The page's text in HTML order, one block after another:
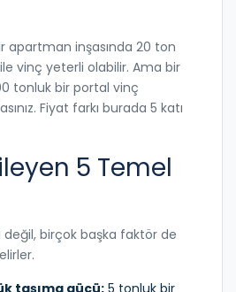
apartman inşasında 20 ton
vinç yeterli olabilir. Ama bir
tonluk bir portal vinç
Fiyat farkı burada 5 katı
5 Temel
değil, birçok başka faktör de